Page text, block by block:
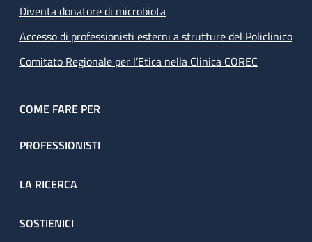
Diventa donatore di microbiota
Accesso di professionisti esterni a strutture del Policlinico
Comitato Regionale per l’Etica nella Clinica COREC
COME FARE PER
PROFESSIONISTI
LA RICERCA
SOSTIENICI